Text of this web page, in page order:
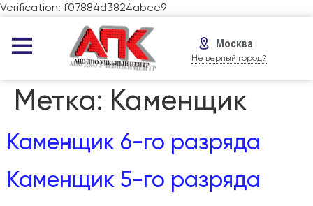
Verification: f07884d3824abee9
Москва
Не верный город?
Метка: Каменщик
Каменщик 6-го разряда
Каменщик 5-го разряда